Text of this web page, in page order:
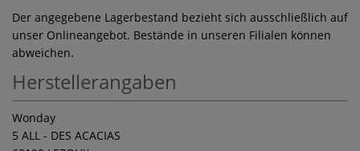
Der angegebene Lagerbestand bezieht sich ausschließlich auf
unser Onlineangebot. Bestände in unseren Filialen können
abweichen.
Herstellerangaben
Wonday
5 ALL - DES ACACIAS